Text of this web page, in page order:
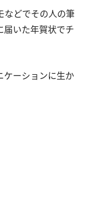
などでその人の筆
届いた年賀状でチ
ケーションに生か